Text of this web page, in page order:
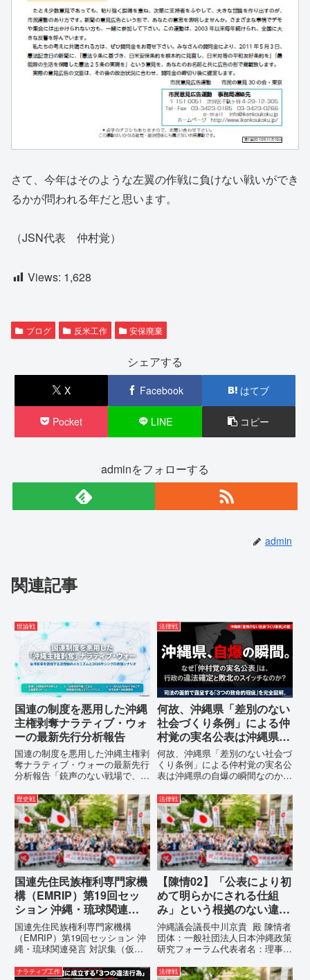
さて、今年はそのような左翼の作戦に負けない戦いができ
るかが問われる年だと思います。
（JSN代表 仲村覚）
Views: 1,628
ブログ 反米工作 安保廃棄
シェアする
X Facebook はてブ
Pocket LINE コピー
adminをフォローする
admin
関連記事
世論戦
国連の制度を悪用した沖縄
主権剥奪ナラティブ・ウォ
ーの最新先行分析報告
国連の制度を悪用した沖縄主権剥
奪ナラティブ・ウォーの最新先行
分析報告「銃声のない戦場で、日
いる。」現代の戦争は、ミサイル
が飛来する以前に始まっていま
す。国連という国際的な舞台で、
巧妙な「言説（ナラティブ）」が
張...
法律戦
何故、沖縄県「差別のない
社会づくり条例」による仲
村覚の実名公表は沖縄県の
自爆の瞬間なのか？その3
つの理由。
何故、沖縄県「差別のない社会づ
くり条例」による仲村覚の実名公
表は沖縄県の自爆の瞬間なのか？
強行しようとしている「仲村覚の
実名公表」。行政側はこの行為
を、特定の個人を社会的制裁に追
い込むための「仕上げ」だと考え
て...
歴史戦
国連先住民族権利専門家機
構（EMRIP）第19回セッ
ション 沖縄・琉球関連発
言 対訳集（仮訳）
国連先住民族権利専門家機構
（EMRIP）第19回セッション 沖
縄・琉球関連発言 対訳集（仮
（EMRIP）の各会合において行
法律戦
【陳情02】「公表により初
めて明らかにされる仕組
み」という根拠のない違法
運用の指摘と条例運用の停
止を求める陳情書
沖縄議会議長中川京貴 殿 陳情者
団体：一般社団法人日本沖縄政策
研究フォーラム代表者名：理事
市電 話：080- 「公表により初
ナラティブ工作 法律戦